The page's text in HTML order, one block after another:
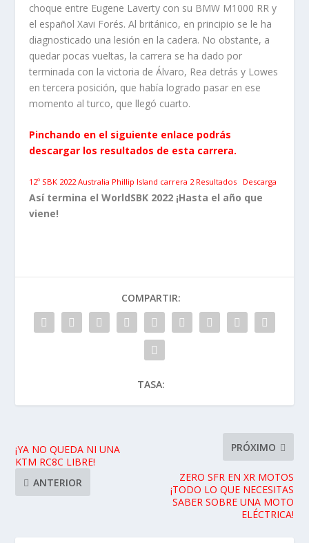
choque entre Eugene Laverty con su BMW M1000 RR y
el español Xavi Forés. Al británico, en principio se le ha
diagnosticado una lesión en la cadera. No obstante, a
quedar pocas vueltas, la carrera se ha dado por
terminada con la victoria de Álvaro, Rea detrás y Lowes
en tercera posición, que había logrado pasar en ese
momento al turco, que llegó cuarto.
Pinchando en el siguiente enlace podrás
descargar los resultados de esta carrera.
12º SBK 2022 Australia Phillip Island carrera 2 Resultados Descarga
Así termina el WorldSBK 2022 ¡Hasta el año que
viene!
COMPARTIR:
TASA:
¡YA NO QUEDA NI UNA
KTM RC8C LIBRE!
ANTERIOR
PRÓXIMO
ZERO SFR EN XR MOTOS
¡TODO LO QUE NECESITAS
SABER SOBRE UNA MOTO
ELÉCTRICA!